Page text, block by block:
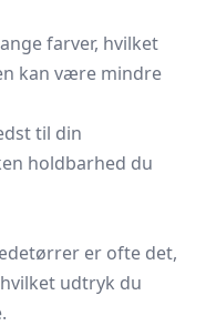
farver, hvilket
kan være mindre
til din
holdbarhed du
er ofte det,
udtryk du